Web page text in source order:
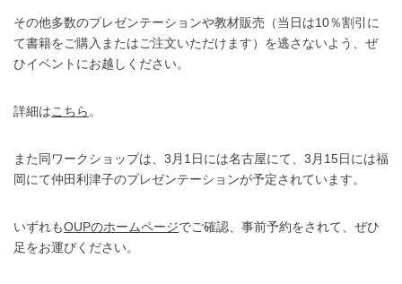
その他多数のプレゼンテーションや教材販売（当日は10％割引に
て書籍をご購入またはご注文いただけます）を逃さないよう、ぜ
ひイベントにお越しください。
詳細はこちら 。
また同ワークショップは、3月1日には名古屋にて、3月15日には福
岡にて仲田利津子のプレゼンテーションが予定されています。
いずれもOUPのホームページでご確認、事前予約をされて、ぜひ
足をお運びください。